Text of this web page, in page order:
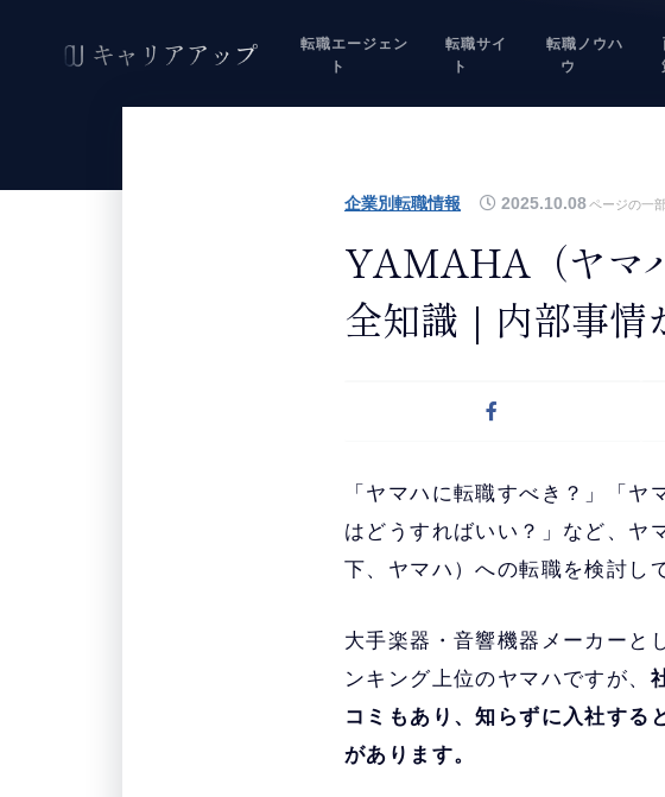
転職エージェン
ト
転職サイ
ト
転職ノウハ
ウ
ページの一
企業別転職情報 2025.10.08
YAMAHA（ヤマ
全知識｜内部事
「ヤマハに転職すべき？」「ヤ
はどうすればいい？」など、ヤ
下、ヤマハ）への転職を検討し
大手楽器・音響機器メーカーと
ンキング上位のヤマハですが、
コミもあり、知らずに入社する
があります。